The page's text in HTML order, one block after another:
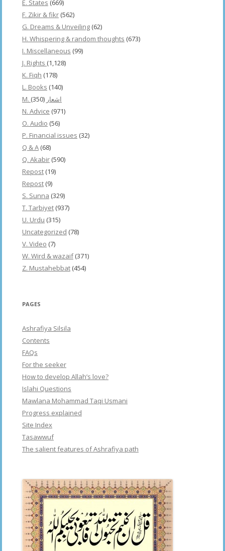
E. States (669)
F. Zikir & fikr (562)
G. Dreams & Unveiling (62)
H. Whispering & random thoughts (673)
I. Miscellaneous (99)
J. Rights (1,128)
K. Fiqh (178)
L. Books (140)
M. اشعار (350)
N. Advice (971)
O. Audio (56)
P. Financial issues (32)
Q & A (68)
Q. Akabir (590)
Repost (19)
Repost (9)
S. Sunna (329)
T. Tarbiyet (937)
U. Urdu (315)
Uncategorized (78)
V. Video (7)
W. Wird & wazaif(371)
Z. Mustahebbat (454)
PAGES
Ashrafiya Silsila
Contents
FAQs
For the seeker
How to develop Allah’s love?
Islahi Questions
Mawlana Mohammad Taqi Usmani
Progress explained
Site Index
Tasawwuf
The salient features of Ashrafiya path